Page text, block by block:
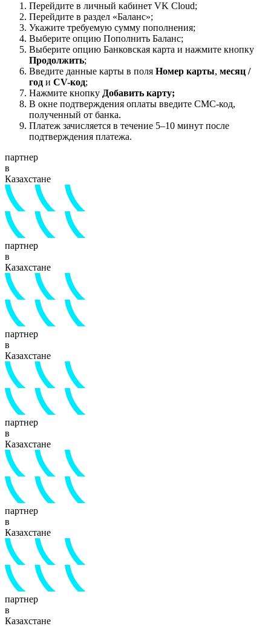
Перейдите в личный кабинет VK Cloud;
Перейдите в раздел «Баланс»;
Укажите требуемую сумму пополнения;
Выберите опцию Пополнить Баланс;
Выберите опцию Банковская карта и нажмите кнопку
Продолжить;
Введите данные карты в поля Номер карты, месяц /
год и CV-код;
Нажмите кнопку Добавить карту;
В окне подтверждения оплаты введите СМС-код,
полученный от банка.
Платеж зачисляется в течение 5–10 минут после
подтверждения платежа.
партнер
в
Казахстане
партнер
в
Казахстане
партнер
в
Казахстане
партнер
в
Казахстане
партнер
в
Казахстане
партнер
в
Казахстане